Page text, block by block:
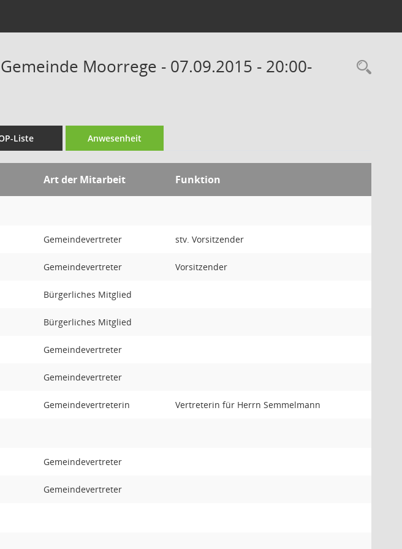
Moorrege - 07.09.2015 - 20:00-
Liste Anwesenheit
Art der Mitarbeit Funktion
Gemeindevertreter stv. Vorsitzender
Gemeindevertreter Vorsitzender
Bürgerliches Mitglied
Bürgerliches Mitglied
Gemeindevertreter
Gemeindevertreter
Gemeindevertreterin Vertreterin für Herrn Semmelmann
Gemeindevertreter
Gemeindevertreter